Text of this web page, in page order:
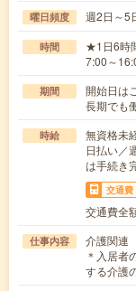
曜日頻度 週2日～
時間
★1日6時
7:00～
期間
開始日は
長期でも
時給
無資格未
日払い／
は手続き
交通費
交通費全
仕事内容
介護関連
＊入居者
する介護